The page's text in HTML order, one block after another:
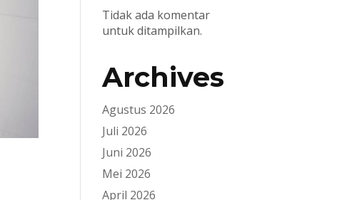
Tidak ada komentar
untuk ditampilkan.
Archives
Agustus 2026
Juli 2026
Juni 2026
Mei 2026
April 2026